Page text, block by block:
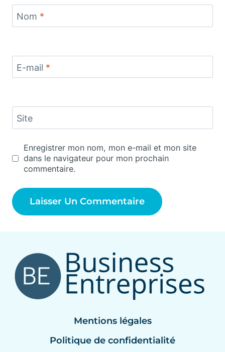
Nom *
E-mail *
Site
Enregistrer mon nom, mon e-mail et mon site
dans le navigateur pour mon prochain
commentaire.
Mentions légales
Politique de confidentialité